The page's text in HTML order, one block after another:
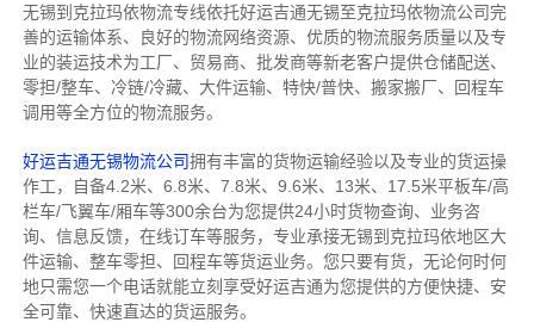
无锡到克拉玛依物流专线依托好运吉通无锡至克拉玛依物流公司完
善的运输体系、良好的物流网络资源、优质的物流服务质量以及专
业的装运技术为工厂、贸易商、批发商等新老客户提供仓储配送、
零担/整车、冷链/冷藏、大件运输、特快/普快、搬家搬厂、回程车
调用等全方位的物流服务。
好运吉通无锡物流公司拥有丰富的货物运输经验以及专业的货运操
作工，自备4.2米、6.8米、7.8米、9.6米、13米、17.5米平板车/高
栏车/飞翼车/厢车等300余台为您提供24小时货物查询、业务咨
询、信息反馈，在线订车等服务， 专业承接无锡到克拉玛依地区大
件运输、整车零担、回程车等货运业务。 您只要有货，无论何时何
地只需您一个电话就能立刻享受好运吉通为您提供的方便快捷、安
全可靠、快速直达的货运服务。